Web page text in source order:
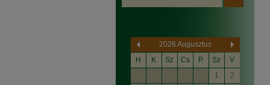
2026 Augusztus
H
K Sz Cs P Sz
V
1
2